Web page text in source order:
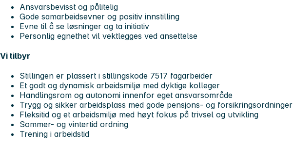
Ansvarsbevisst og pålitelig
Gode samarbeidsevner og positiv innstilling
Evne til å se løsninger og ta initiativ
Personlig egnethet vil vektlegges ved ansettelse
Vi tilbyr
Stillingen er plassert i stillingskode 7517 fagarbeider
Et godt og dynamisk arbeidsmiljø med dyktige kolleger
Handlingsrom og autonomi innenfor eget ansvarsområde
Trygg og sikker arbeidsplass med gode pensjons- og forsikringsordninger
Fleksitid og et arbeidsmiljø med høyt fokus på trivsel og utvikling
Sommer- og vintertid ordning
Trening i arbeidstid